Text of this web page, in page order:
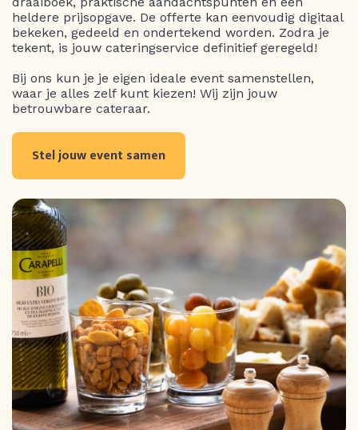
heldere prijsopgave. De offerte kan eenvoudig digitaal
bekeken, gedeeld en ondertekend worden. Zodra je
tekent, is jouw cateringservice definitief geregeld!
Bij ons kun je je eigen ideale event samenstellen,
waar je alles zelf kunt kiezen! Wij zijn jouw
betrouwbare cateraar.
Stel jouw event samen